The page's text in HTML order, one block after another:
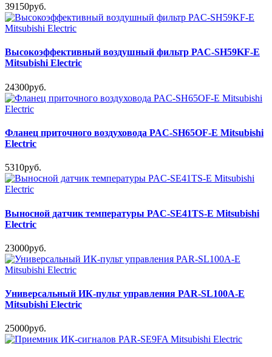
39150руб.
Высокоэффективный воздушный фильтр PAC-SH59KF-E
Mitsubishi Electric
24300руб.
Фланец приточного воздуховода PAC-SH65OF-E Mitsubishi
Electric
5310руб.
Выносной датчик температуры PAC-SE41TS-E Mitsubishi
Electric
23000руб.
Универсальный ИК-пульт управления PAR-SL100A-E
Mitsubishi Electric
25000руб.